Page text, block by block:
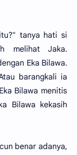
tanya hati si
melihat Jaka.
Eka Bilawa.
barangkali ia
Bilawa menitis
Bilawa kekasih
benar adanya,